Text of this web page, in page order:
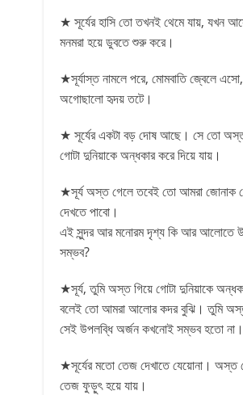
★ সূর্যের হাসি তো তখনই থেমে যায়, যখন
মনমরা হয়ে ডুবতে শুরু করে।
★সূর্যাস্ত নামলে পরে, মোমবাতি জ্বেলে
অগোছালো হৃদয় তটে।
★ সূর্যের একটা বড় দোষ আছে। সে তো
গোটা দুনিয়াকে অন্ধকার করে দিয়ে যায়।
★সূর্য অস্ত গেলে তবেই তো আমরা জোনাক
দেখতে পাবো।
এই সুন্দর আর মনোরম দৃশ্য কি আর আলোতে
সম্ভব?
★সূর্য, তুমি অস্ত গিয়ে গোটা দুনিয়াকে
বলেই তো আমরা আলোর কদর বুঝি। তুমি
সেই উপলব্ধি অর্জন কখনোই সম্ভব হতো না।
★সূর্যের মতো তেজ দেখাতে যেয়োনা। অস্ত
তেজ ফুড়ুৎ হয়ে যায়।